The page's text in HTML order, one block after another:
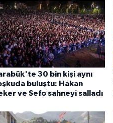
30 bin kişi aynı
buluştu: Hakan
ve Sefo sahneyi salladı